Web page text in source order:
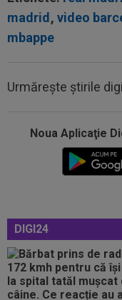
madrid, video
mbappe
Urmărește știrile
Noua Aplicaţie
DIGI24
21:51
A cerut să
21:35 OFICIAL
SuperLigă
Galeria pune
21:24
De nicăieri!
Argeș se vor bate la
21:15
Secundul lui
jucătorii, după 0-0 cu